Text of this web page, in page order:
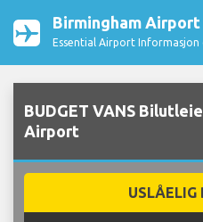
Birmingham Airport
Essential Airport
BUDGET VANS
Airport
USLÅELIG